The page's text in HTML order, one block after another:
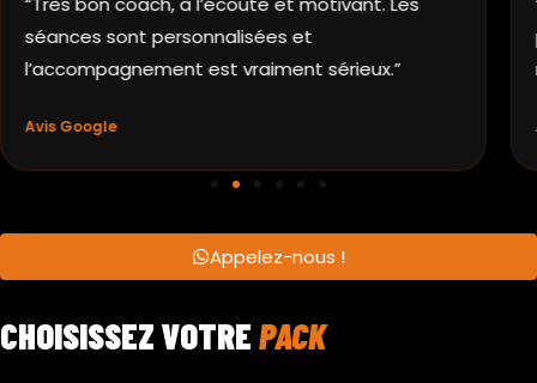
et
est vraiment sérieux.”
positif. On sent
réellement aider
Appelez-nous !
CHOISISSEZ VOTREPACK